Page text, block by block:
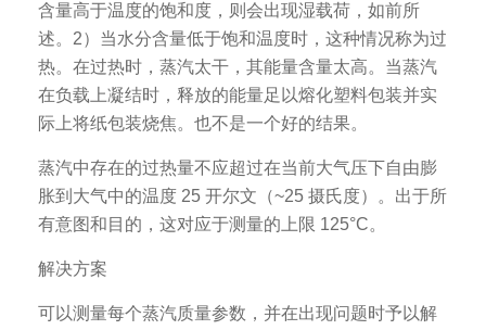
含量高于温度的饱和度，则会出现湿载荷，如前所
述。2）当水分含量低于饱和温度时，这种情况称为过
热。在过热时，蒸汽太干，其能量含量太高。当蒸汽
在负载上凝结时，释放的能量足以熔化塑料包装并实
际上将纸包装烧焦。也不是一个好的结果。
蒸汽中存在的过热量不应超过在当前大气压下自由膨
胀到大气中的温度 25 开尔文（~25 摄氏度）。出于所
有意图和目的，这对应于测量的上限 125°C。
解决方案
可以测量每个蒸汽质量参数，并在出现问题时予以解